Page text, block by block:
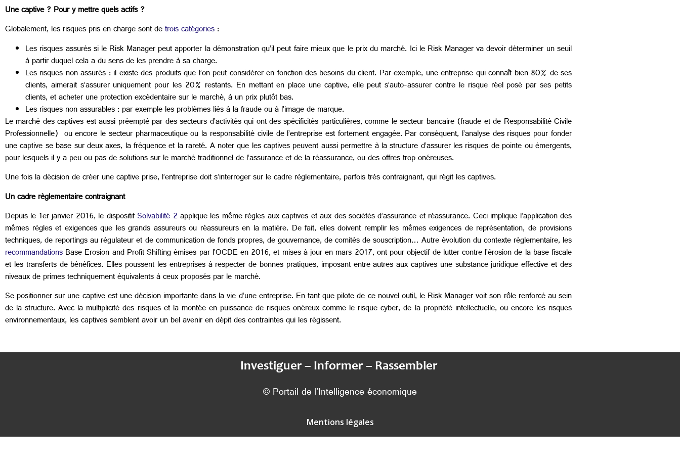
Une captive ? Pour y mettre quels actifs ?
Globalement, les risques pris en charge sont detrois catégories:
Les risques assurés si le Risk Manager peut apporter la démonstration qu’il peut faire mieux que le prix du marché. Ici le Risk Manager va devoir déterminer un seuil
à partir duquel cela a du sens de les prendre à sa charge.
Les risques non assurés : il existe des produits que l’on peut considérer en fonction des besoins du client. Par exemple, une entreprise qui connaît bien 80% de ses
clients, aimerait s’assurer uniquement pour les 20% restants. En mettant en place une captive, elle peut s’auto-assurer contre le risque réel posé par ses petits
clients, et acheter une protection excédentaire sur le marché, à un prix plutôt bas.
Les risques non assurables : par exemple les problèmes liés à la fraude ou à l’image de marque.
Le marché des captives est aussi préempté par des secteurs d’activités qui ont des spécificités particulières, comme le secteur bancaire (fraude et de Responsabilité Civile
Professionnelle) ou encore le secteur pharmaceutique ou la responsabilité civile de l’entreprise est fortement engagée. Par conséquent, l’analyse des risques pour fonder
une captive se base sur deux axes, la fréquence et la rareté. A noter que les captives peuvent aussi permettre à la structure d’assurer les risques de pointe ou émergents,
pour lesquels il y a peu ou pas de solutions sur le marché traditionnel de l’assurance et de la réassurance, ou des offres trop onéreuses.
Une fois la décision de créer une captive prise, l’entreprise doit s’interroger sur le cadre règlementaire, parfois très contraignant, qui régit les captives.
Un cadre règlementaire contraignant
Depuis le 1er janvier 2016, le dispositifSolvabilité 2applique les même règles aux captives et aux des sociétés d’assurance et réassurance. Ceci implique l’application des
mêmes règles et exigences que les grands assureurs ou réassureurs en la matière. De fait, elles doivent remplir les mêmes exigences de représentation, de provisions
techniques, de reportings au régulateur et de communication de fonds propres, de gouvernance, de comités de souscription… Autre évolution du contexte réglementaire, les
recommandationsBase Erosion and Profit Shifting émises par l’OCDE en 2016, et mises à jour en mars 2017, ont pour objectif de lutter contre l’érosion de la base fiscale
et les transferts de bénéfices. Elles poussent les entreprises à respecter de bonnes pratiques, imposant entre autres aux captives une substance juridique effective et des
niveaux de primes techniquement équivalents à ceux proposés par le marché.
Se positionner sur une captive est une décision importante dans la vie d’une entreprise. En tant que pilote de ce nouvel outil, le Risk Manager voit son rôle renforcé au sein
de la structure. Avec la multiplicité des risques et la montée en puissance de risques onéreux comme le risque cyber, de la propriété intellectuelle, ou encore les risques
environnementaux, les captives semblent avoir un bel avenir en dépit des contraintes qui les régissent.
Investiguer – Informer – Rassembler
© Portail de l’Intelligence économique
Mentions légales